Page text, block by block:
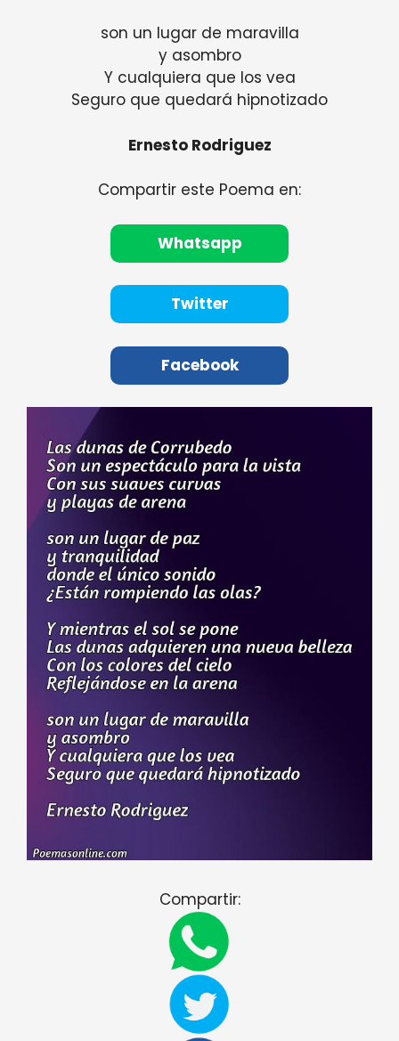
son un lugar de maravilla
y asombro
Y cualquiera que los vea
Seguro que quedará hipnotizado
Ernesto Rodriguez
Compartir este Poema en:
Whatsapp
Twitter
Facebook
Compartir: